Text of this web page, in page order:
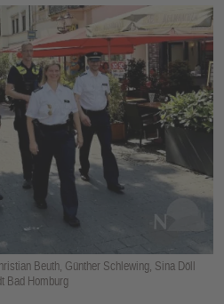
Beuth, Günther Schlewing, Sina Döll
Bad Homburg